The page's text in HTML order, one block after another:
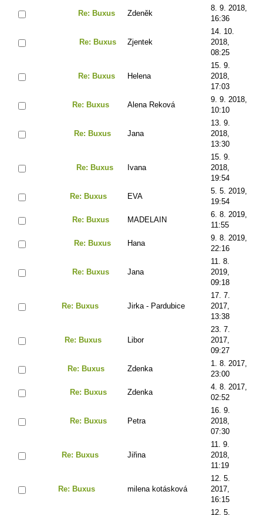
Re: Buxus Zdeněk
8. 9. 2018,
16:36
Re: Buxus Zjentek
14. 10.
2018,
08:25
Re: Buxus Helena
15. 9.
2018,
17:03
Re: Buxus Alena Reková
9. 9. 2018,
10:10
Re: Buxus Jana
13. 9.
2018,
13:30
Re: Buxus Ivana
15. 9.
2018,
19:54
Re: Buxus EVA
5. 5. 2019,
19:54
Re: Buxus MADELAIN
6. 8. 2019,
11:55
Re: Buxus Hana
9. 8. 2019,
22:16
Re: Buxus Jana
11. 8.
2019,
09:18
Re: Buxus Jirka - Pardubice
17. 7.
2017,
13:38
Re: Buxus Libor
23. 7.
2017,
09:27
Re: Buxus Zdenka
1. 8. 2017,
23:00
Re: Buxus Zdenka
4. 8. 2017,
02:52
Re: Buxus Petra
16. 9.
2018,
07:30
Re: Buxus Jiřina
11. 9.
2018,
11:19
Re: Buxus milena kotásková
12. 5.
2017,
16:15
12. 5.